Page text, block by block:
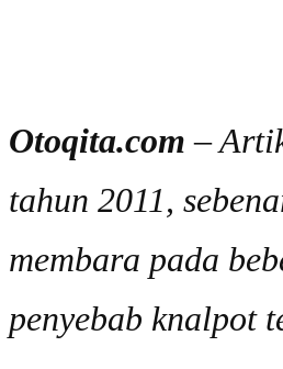
Otoqita.com –
tahun 2011,
membara pada
penyebab knalpot